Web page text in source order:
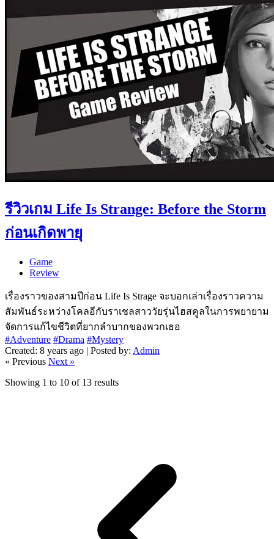
รีวิวเกม Life Is Strange: Before the Storm
ก่อนเกิดพายุ
Game
Review
เรื่องราวของสามปีก่อน Life Is Strage จะบอกเล่าเรื่องราวความ
สัมพันธ์ระหว่างโคลอีกับราเชลสาววัยรุ่นไฮสคูลในการพยายาม
จัดการแก้ไขชีวิตที่ยากลำบากของพวกเธอ
#Adventure #Drama #Mystery
Created: 8 years ago | Posted by: Admin
« Previous Next »
Showing 1 to 10 of 13 results